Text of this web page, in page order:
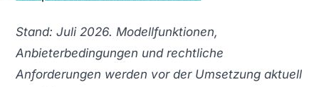
Stand: Juli 2026. Modellfunktionen,
Anbieterbedingungen und rechtliche
Anforderungen werden vor der Umsetzung aktuell